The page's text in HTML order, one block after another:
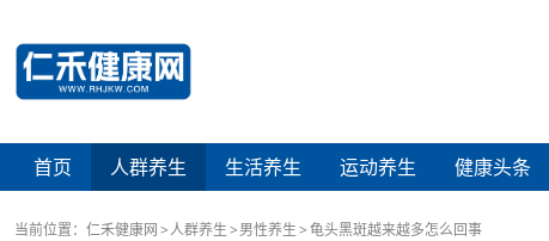
首页 人群养生 生活养生 运动养生 健康头条
当前位置： 仁禾健康网 人群养生 男性养生 龟头黑斑越来越多怎么回事